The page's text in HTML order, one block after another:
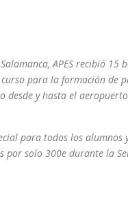
APES recibió 15
para la formación de
y hasta el
para todos los alumnos
solo 300e durante la